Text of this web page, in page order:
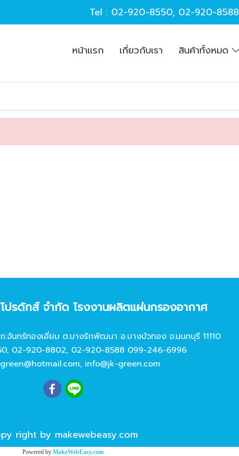
Tel : 02-920-8550, 02-920-8588
หน้าแรก เกี่ยวกับเรา สินค้าทั้งหมด
ปรดักส์ จํากัด โรงงานผลิตแผ่นกรองอากาศ
จันทร์ทองเอี่ยม ต.บางรักพัฒนา อ.บางบัวทอง จ.นนทบุรี 11110
, 02-920-8802, 02-920-8588 099-246-6996
, info@jk-green.com
right by makewebeasy.com
Powered by MakeWebEasy.com